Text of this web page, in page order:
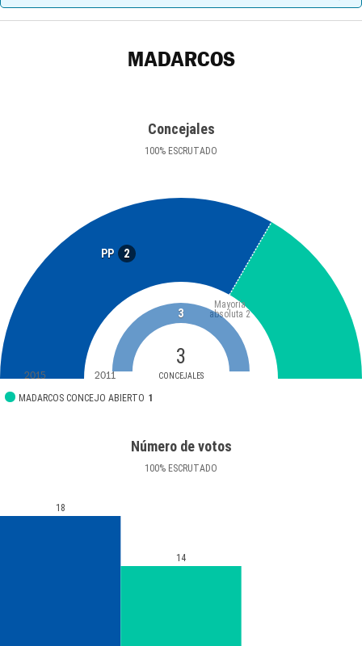
MADARCOS
Concejales
100% ESCRUTADO
PP 2
3
CONCEJALES
Mayoría
absoluta 2
MADARCOS CONCEJO ABIERTO 1
3
2015 2011
Número de votos
100% ESCRUTADO
18
14